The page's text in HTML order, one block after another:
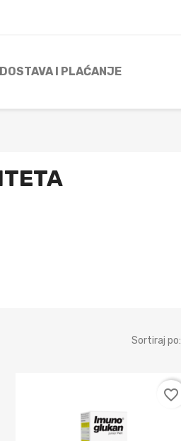
DOSTAVA I PLAĆANJE
Sortiraj po:
favorite_border